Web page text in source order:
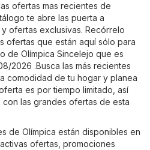
ofertas mas recientes de
te abre las puerta a
ofertas exclusivas. Recórrelo
ofertas que están aquí sólo para
de Olímpica Sincelejo que es
2026 .Busca las más recientes
comodidad de tu hogar y planea
es por tiempo limitado, así
las grandes ofertas de esta
de Olímpica están disponibles en
ofertas, promociones